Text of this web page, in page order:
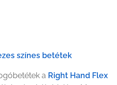
színes betétek
a Right Hand Flex